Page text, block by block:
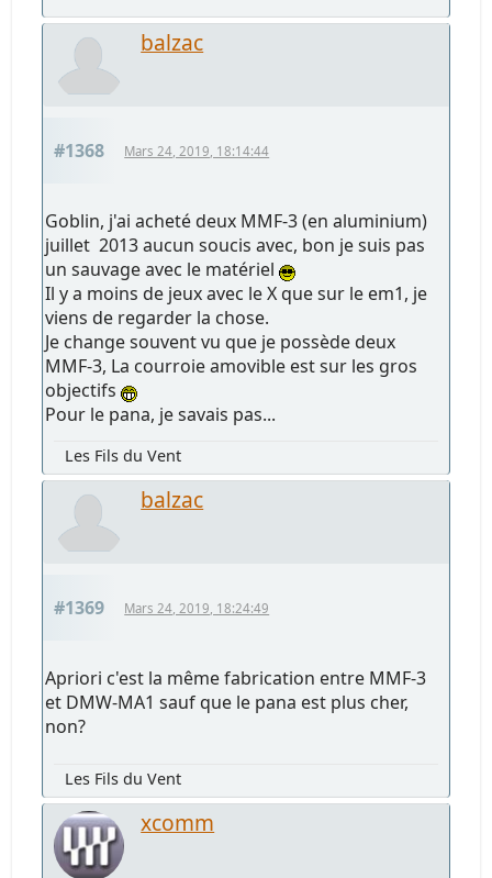
balzac
#1368 Mars 24, 2019, 18:14:44
Goblin, j'ai acheté deux MMF-3 (en aluminium)
juillet 2013 aucun soucis avec, bon je suis pas
un sauvage avec le matériel
Il y a moins de jeux avec le X que sur le em1, je
viens de regarder la chose.
Je change souvent vu que je possède deux
MMF-3, La courroie amovible est sur les gros
objectifs
Pour le pana, je savais pas...
Les Fils du Vent
balzac
#1369 Mars 24, 2019, 18:24:49
Apriori c'est la même fabrication entre MMF-3
et DMW-MA1 sauf que le pana est plus cher,
non?
Les Fils du Vent
xcomm